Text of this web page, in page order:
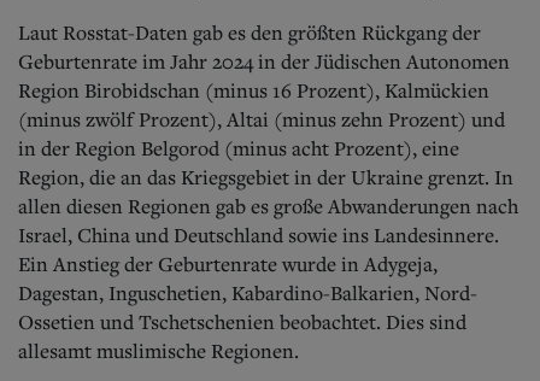
Laut Rosstat-Daten gab es den größten Rückgang der
Geburtenrate im Jahr 2024 in der Jüdischen Autonomen
Region Birobidschan (minus 16 Prozent), Kalmückien
(minus zwölf Prozent), Altai (minus zehn Prozent) und
in der Region Belgorod (minus acht Prozent), eine
Region, die an das Kriegsgebiet in der Ukraine grenzt. In
allen diesen Regionen gab es große Abwanderungen nach
Israel, China und Deutschland sowie ins Landesinnere.
Ein Anstieg der Geburtenrate wurde in Adygeja,
Dagestan, Inguschetien, Kabardino-Balkarien, Nord-
Ossetien und Tschetschenien beobachtet. Dies sind
allesamt muslimische Regionen.